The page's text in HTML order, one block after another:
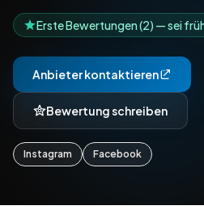
Erste Bewertungen (2) — sei
Anbieter kontaktieren
Bewertung schreiben
Instagram Facebook